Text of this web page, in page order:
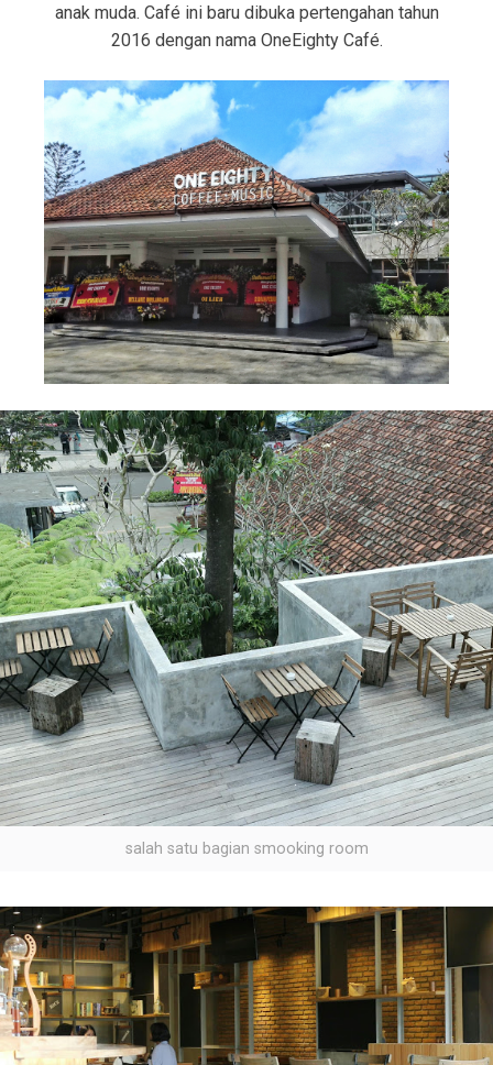
anak muda. Café ini baru dibuka pertengahan tahun
2016 dengan nama OneEighty Café.
salah satu bagian smooking room